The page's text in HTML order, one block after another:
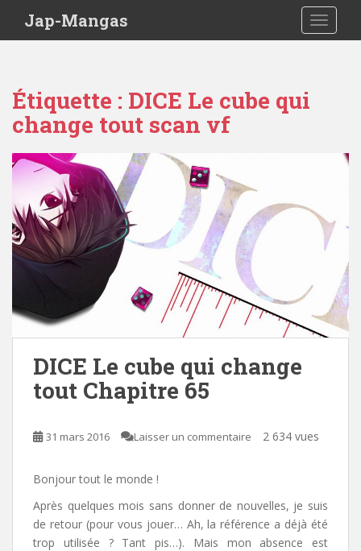
Jap-Mangas
Étiquette : DICE Le cube qui
change tout scan vf
DICE Le cube qui change
tout Chapitre 65
31 mars 2016 Laisser un commentaire 2 634 vues
Bonjour tout le monde !
Après quelques mois sans donner de nouvelles, je suis
de retour (pour vous jouer… Ah, la référence a déjà été
trop utilisée ? Tant pis…). Mais mon absence est